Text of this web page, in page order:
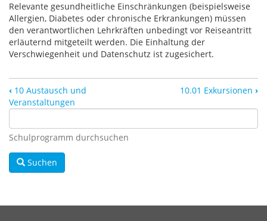
Relevante gesundheitliche Einschränkungen (beispielsweise
Allergien, Diabetes oder chronische Erkrankungen) müssen
den verantwortlichen Lehrkräften unbedingt vor Reiseantritt
erläuternd mitgeteilt werden. Die Einhaltung der
Verschwiegenheit und Datenschutz ist zugesichert.
‹ 10 Austausch und
Veranstaltungen
10.01 Exkursionen ›
Schulprogramm durchsuchen
Suchen